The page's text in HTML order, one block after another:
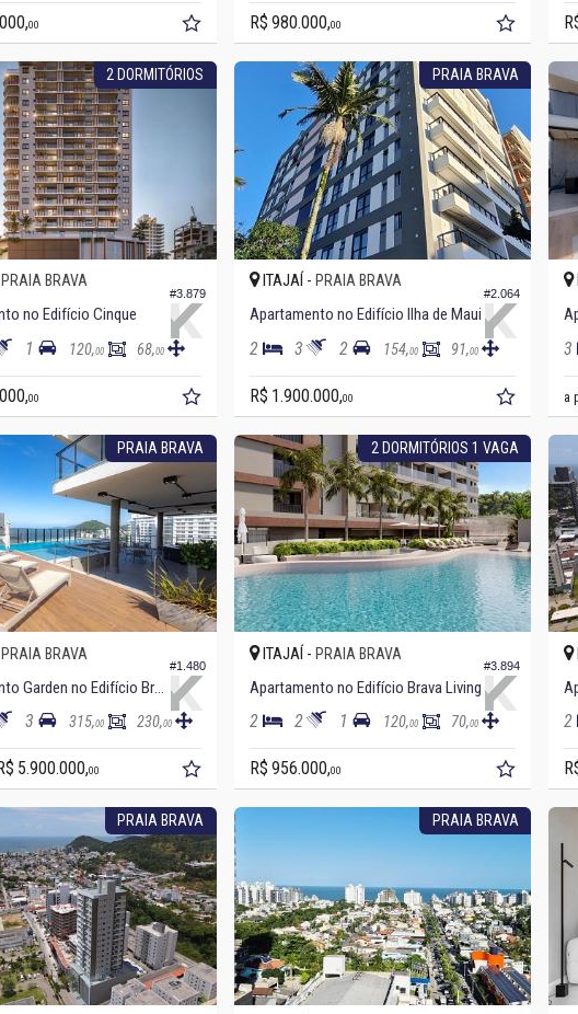
00 R$ 980.000,00
2 DORMITÓRIOS
#3.879
PRAIA BRAVA
no Edifício Cinque
1 120,00 68,00
00
PRAIA BRAVA
#2.064
ITAJAÍ - PRAIA BRAVA
Apartamento no Edifício Ilha de Maui
2 3 2 154,00 91,00
R$ 1.900.000,00
3
a
PRAIA BRAVA
#1.480
PRAIA BRAVA
Apartamento Garden no Edifício Brava Garden
3 315,00 230,00
5.900.000,00
2 DORMITÓRIOS 1 VAGA
#3.894
ITAJAÍ - PRAIA BRAVA
Apartamento no Edifício Brava Living
2 2 1 120,00 70,00
R$ 956.000,00
2
PRAIA BRAVA PRAIA BRAVA